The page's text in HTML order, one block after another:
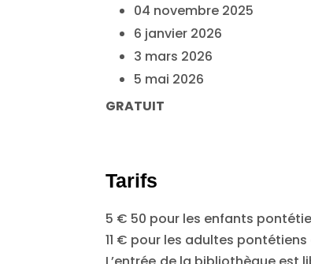
04 novembre 2025
6 janvier 2026
3 mars 2026
5 mai 2026
GRATUIT
Tarifs
5 € 50 pour les enfants
11 € pour les adultes